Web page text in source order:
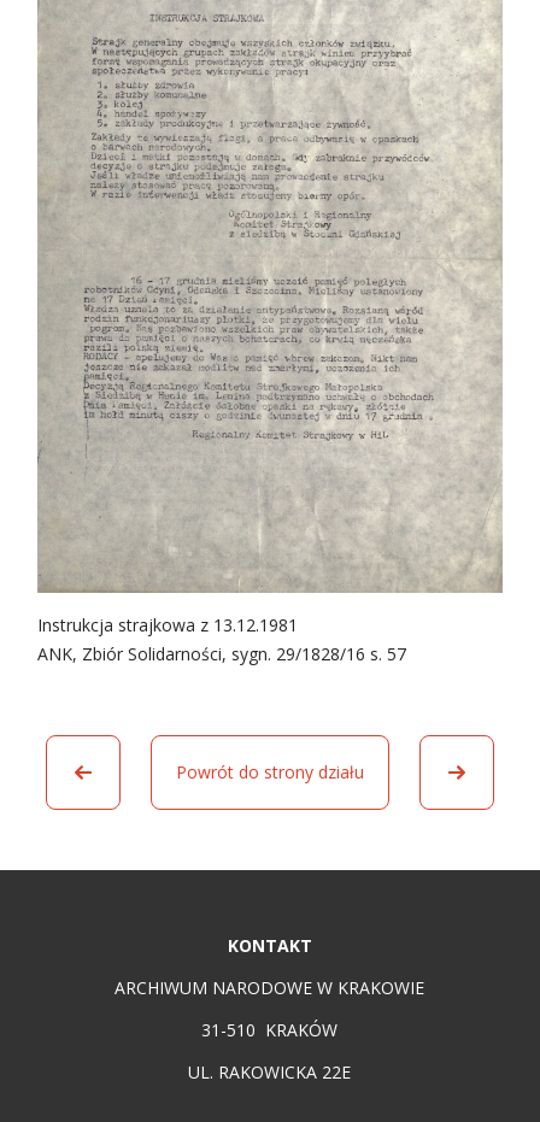
Instrukcja strajkowa z 13.12.1981
ANK, Zbiór Solidarności, sygn. 29/1828/16 s. 57
Powrót do strony działu
KONTAKT
ARCHIWUM NARODOWE W KRAKOWIE
31-510 KRAKÓW
UL. RAKOWICKA 22E